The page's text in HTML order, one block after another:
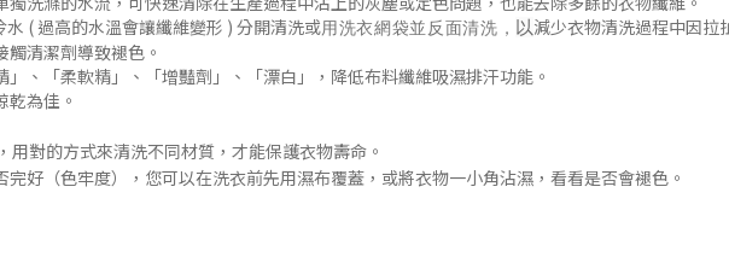
水 ( 過高的水溫會讓纖維變形 ) 分開清洗或用洗衣網袋並反面清洗 ， 以減少衣物清洗過程中因拉
清潔劑導致褪色。
、「柔軟精」
、「增豔劑」 、「漂白」，降低布料纖維吸濕排汗功能 。
為佳。
對的方式來清洗不同材質，才能保護衣物壽命。
好（色牢度），您可以在洗衣前先用濕布覆蓋，或將衣物一小角沾濕，看看是否會褪色 。